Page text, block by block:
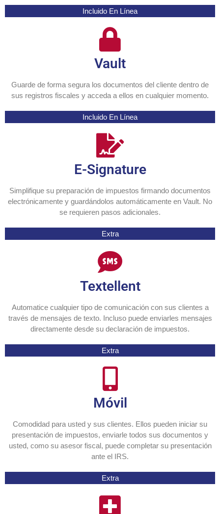
Incluido En Línea
Vault
Guarde de forma segura los documentos del cliente dentro de
sus registros fiscales y acceda a ellos en cualquier momento.
Incluido En Línea
E-Signature
Simplifique su preparación de impuestos firmando documentos
electrónicamente y guardándolos automáticamente en Vault. No
se requieren pasos adicionales.
Extra
Textellent
Automatice cualquier tipo de comunicación con sus clientes a
través de mensajes de texto. Incluso puede enviarles mensajes
directamente desde su declaración de impuestos.
Extra
Móvil
Comodidad para usted y sus clientes. Ellos pueden iniciar su
presentación de impuestos, enviarle todos sus documentos y
usted, como su asesor fiscal, puede completar su presentación
ante el IRS.
Extra